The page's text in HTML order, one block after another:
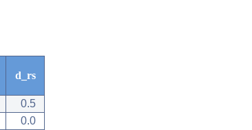
d_rs
0.5
0.0